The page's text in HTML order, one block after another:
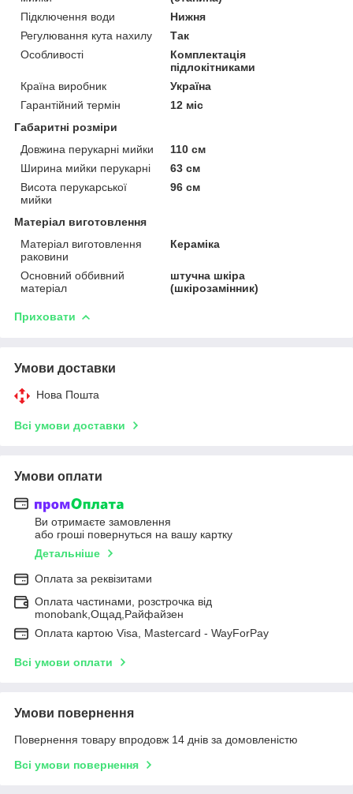
Підключення води
Нижня
Регулювання кута нахилу
Так
Особливості
Комплектація
підлокітниками
Країна виробник
Україна
Гарантійний термін
12 міс
Габаритні розміри
Довжина перукарні мийки
110 см
Ширина мийки перукарні
63 см
Висота перукарської
мийки
96 см
Матеріал виготовлення
Матеріал виготовлення
раковини
Кераміка
Основний оббивний
матеріал
штучна шкіра
(шкірозамінник)
Приховати
Умови доставки
Нова Пошта
Всі умови доставки
Умови оплати
Ви отримаєте замовлення
або гроші повернуться на вашу картку
Детальніше
Оплата за реквізитами
Оплата частинами, розстрочка від
monobank,Ощад,Райфайзен
Оплата картою Visa, Mastercard - WayForPay
Всі умови оплати
Умови повернення
Повернення товару впродовж 14 днів за домовленістю
Всі умови повернення